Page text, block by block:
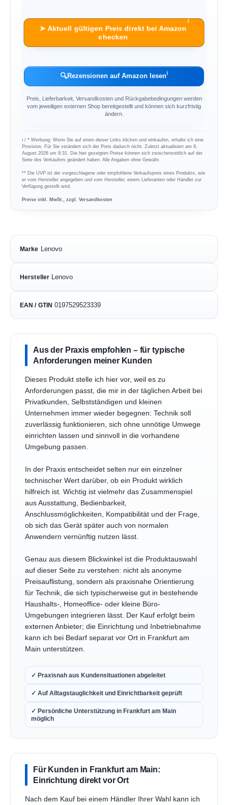
➤ Aktuell gültigen Preis direkt bei Amazon
checken
ℹ︎
🔍Rezensionen auf Amazon lesenℹ︎
Preis, Lieferbarkeit, Versandkosten und Rückgabebedingungen werden
vom jeweiligen externen Shop bereitgestellt und können sich kurzfristig
ändern.
ℹ︎ / * Werbung: Wenn Sie auf einen dieser Links klicken und einkaufen, erhalte ich eine
Provision. Für Sie verändert sich der Preis dadurch nicht. Zuletzt aktualisiert am 8.
August 2026 um 9:31. Die hier gezeigten Preise können sich zwischenzeitlich auf der
Seite des Verkäufers geändert haben. Alle Angaben ohne Gewähr.
** Die UVP ist der vorgeschlagene oder empfohlene Verkaufspreis eines Produkts, wie
er vom Hersteller angegeben und vom Hersteller, einem Lieferanten oder Händler zur
Verfügung gestellt wird.
Preise inkl. MwSt., zzgl. Versandkosten
Marke Lenovo
Hersteller Lenovo
EAN / GTIN 0197529523339
Aus der Praxis empfohlen – für typische
Anforderungen meiner Kunden
Dieses Produkt stelle ich hier vor, weil es zu
Anforderungen passt, die mir in der täglichen Arbeit bei
Privatkunden, Selbstständigen und kleinen
Unternehmen immer wieder begegnen: Technik soll
zuverlässig funktionieren, sich ohne unnötige Umwege
einrichten lassen und sinnvoll in die vorhandene
Umgebung passen.
In der Praxis entscheidet selten nur ein einzelner
technischer Wert darüber, ob ein Produkt wirklich
hilfreich ist. Wichtig ist vielmehr das Zusammenspiel
aus Ausstattung, Bedienbarkeit,
Anschlussmöglichkeiten, Kompatibilität und der Frage,
ob sich das Gerät später auch von normalen
Anwendern vernünftig nutzen lässt.
Genau aus diesem Blickwinkel ist die Produktauswahl
auf dieser Seite zu verstehen: nicht als anonyme
Preisauflistung, sondern als praxisnahe Orientierung
für Technik, die sich typischerweise gut in bestehende
Haushalts-, Homeoffice- oder kleine Büro-
Umgebungen integrieren lässt. Der Kauf erfolgt beim
externen Anbieter; die Einrichtung und Inbetriebnahme
kann ich bei Bedarf separat vor Ort in Frankfurt am
Main unterstützen.
✓ Praxisnah aus Kundensituationen abgeleitet
✓ Auf Alltagstauglichkeit und Einrichtbarkeit geprüft
✓ Persönliche Unterstützung in Frankfurt am Main
möglich
Für Kunden in Frankfurt am Main:
Einrichtung direkt vor Ort
Nach dem Kauf bei einem Händler Ihrer Wahl kann ich